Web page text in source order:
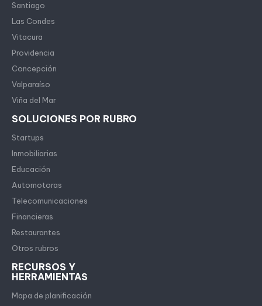
Santiago
Las Condes
Vitacura
Providencia
Concepción
Valparaíso
Viña del Mar
SOLUCIONES POR RUBRO
Startups
Inmobiliarias
Educación
Automotoras
Telecomunicaciones
Financieras
Restaurantes
Otros rubros
RECURSOS Y
HERRAMIENTAS
Mapa de planificación